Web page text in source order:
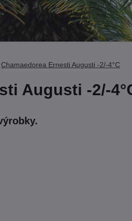
Chamaedorea Ernesti Augusti -2/-4°C
Augusti -2/-